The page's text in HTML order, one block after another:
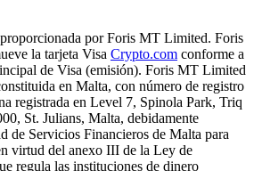
por Foris MT Limited. Foris
la tarjeta Visa Crypto.com conforme a
de Visa (emisión). Foris MT Limited
en Malta, con número de registro
registrada en Level 7, Spinola Park, Triq
St. Julians, Malta, debidamente
de Servicios Financieros de Malta para
virtud del anexo III de la Ley de
regula las instituciones de dinero